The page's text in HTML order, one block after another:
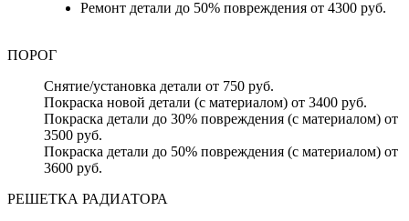
Ремонт детали до 50% повреждения от 4300 руб.
ПОРОГ
Снятие/установка детали от 750 руб.
Покраска новой детали (с материалом) от 3400 руб.
Покраска детали до 30% повреждения (с материалом) от
3500 руб.
Покраска детали до 50% повреждения (с материалом) от
3600 руб.
РЕШЕТКА РАДИАТОРА